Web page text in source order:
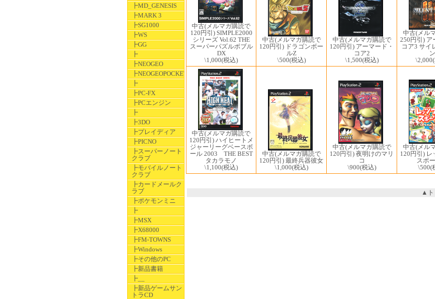
┣MD_GENESIS
┣MARK 3
┣SG1000
┣WS
┣GG
┣
┣NEOGEO
┣NEOGEOPOCKET
┣
┣PC-FX
┣PCエンジン
┣
┣3DO
┣プレイディア
┣PICNO
┣スーパーノート
クラブ
┣モバイルノート
クラブ
┣カードメールク
ラブ
┣ポケモンミニ
┣
┣MSX
┣X68000
┣FM-TOWNS
┣Windows
┣その他のPC
┣新品書籍
┣__
┣新品ゲームサン
トラCD
中古(メルマガ購読で
120円引) SIMPLE2000
シリーズ Vol.62 THE
スーパーパズルボブル
DX
\1,000(税込)
中古(メルマガ購読で
120円引) ドラゴンボー
ルZ
\500(税込)
中古(メルマガ購読で
120円引) アーマード・
コア2
\1,500(税込)
中古(メル
250円引) ア
コア3 サイ
ン
\2,000
中古(メルマガ購読で
120円引) ハイヒートメ
ジャーリーグベースボ
ール 2003 THE BEST
タカラモノ
\1,100(税込)
中古(メルマガ購読で
120円引) 最終兵器彼女
\1,000(税込)
中古(メルマガ購読で
120円引) 夜明けのマリ
コ
\900(税込)
中古(メル
120円引) レ
スポ
\500(
▲ト